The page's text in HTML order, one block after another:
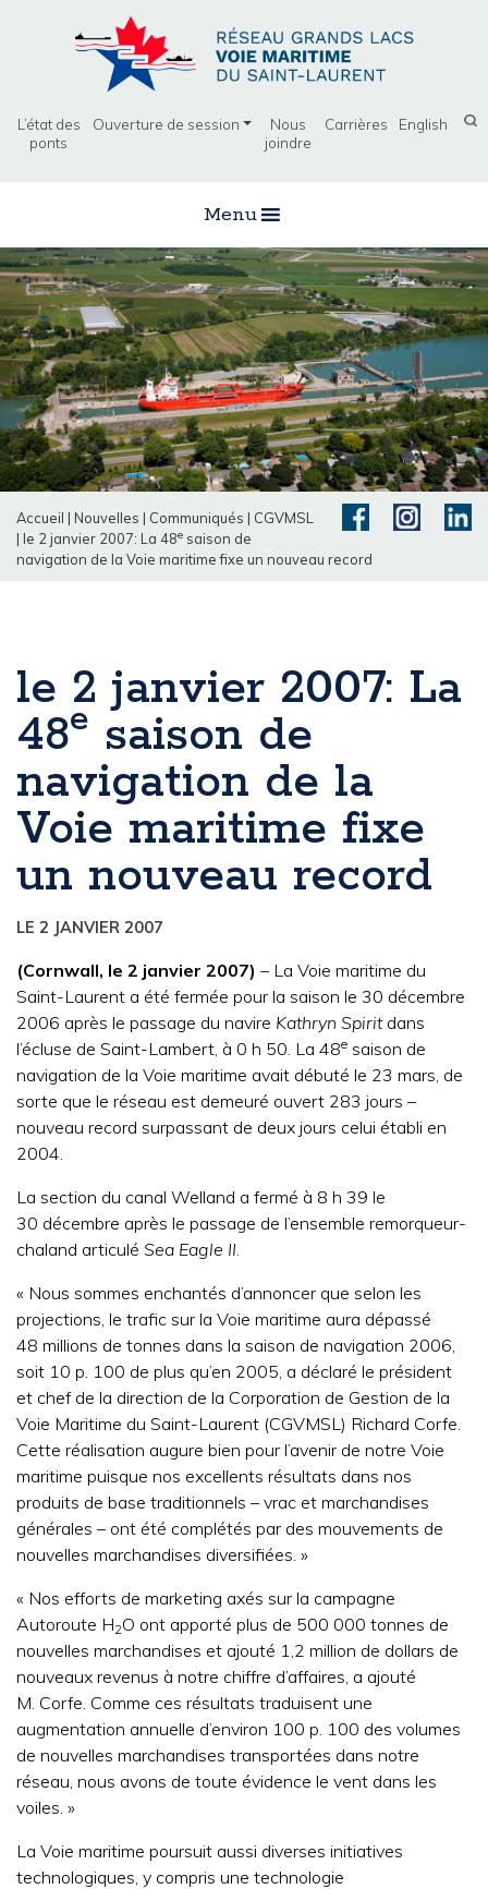
L’état des
ponts
Ouverture de session
Nous
joindre
Carrières English
Menu
Accueil | Nouvelles | Communiqués | CGVMSL
| le 2 janvier 2007: La 48e saison de
navigation de la Voie maritime fixe un nouveau record
le 2 janvier 2007: La
48e saison de
navigation de la
Voie maritime fixe
un nouveau record
LE 2 JANVIER 2007
(Cornwall, le 2 janvier 2007) – La Voie maritime du
Saint-Laurent a été fermée pour la saison le 30 décembre
2006 après le passage du navire Kathryn Spiritdans
l’écluse de Saint-Lambert, à 0 h 50. La 48e saison de
navigation de la Voie maritime avait débuté le 23 mars, de
sorte que le réseau est demeuré ouvert 283 jours –
nouveau record surpassant de deux jours celui établi en
2004.
La section du canal Welland a fermé à 8 h 39 le
30 décembre après le passage de l’ensemble remorqueur-
chaland articulé Sea Eagle II
« Nous sommes enchantés d’annoncer que selon les
projections, le trafic sur la Voie maritime aura dépassé
48 millions de tonnes dans la saison de navigation 2006,
soit 10 p. 100 de plus qu’en 2005, a déclaré le président
et chef de la direction de la Corporation de Gestion de la
Voie Maritime du Saint-Laurent (CGVMSL) Richard Corfe.
Cette réalisation augure bien pour l’avenir de notre Voie
maritime puisque nos excellents résultats dans nos
produits de base traditionnels – vrac et marchandises
générales – ont été complétés par des mouvements de
nouvelles marchandises diversifiées. »
« Nos efforts de marketing axés sur la campagne
Autoroute H2O ont apporté plus de 500 000 tonnes de
nouvelles marchandises et ajouté 1,2 million de dollars de
nouveaux revenus à notre chiffre d’affaires, a ajouté
M. Corfe. Comme ces résultats traduisent une
augmentation annuelle d’environ 100 p. 100 des volumes
de nouvelles marchandises transportées dans notre
réseau, nous avons de toute évidence le vent dans les
voiles. »
La Voie maritime poursuit aussi diverses initiatives
technologiques, y compris une technologie